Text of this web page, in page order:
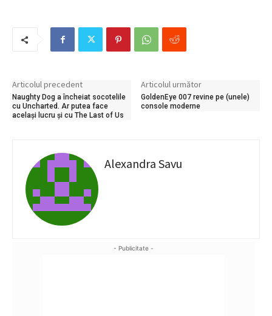
Articolul precedent
Naughty Dog a încheiat socotelile
cu Uncharted. Ar putea face
același lucru și cu The Last of Us
Articolul următor
GoldenEye 007 revine pe (unele)
console moderne
Alexandra Savu
- Publicitate -